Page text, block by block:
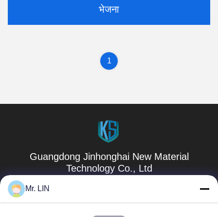
भेजना
1
Guangdong Jinhonghai New Material
Technology Co., Ltd
Mr. LIN